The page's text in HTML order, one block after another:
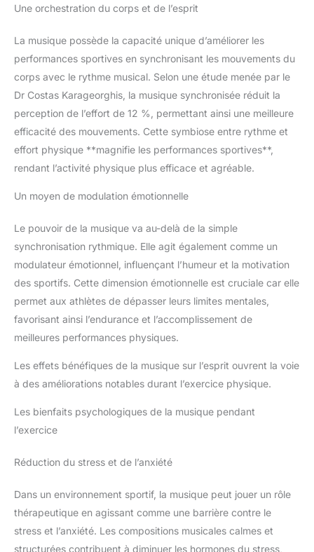
Une orchestration du corps et de l’esprit
La musique possède la capacité unique d’améliorer les
performances sportives en synchronisant les mouvements du
corps avec le rythme musical. Selon une étude menée par le
Dr Costas Karageorghis, la musique synchronisée réduit la
perception de l’effort de 12 %, permettant ainsi une meilleure
efficacité des mouvements. Cette symbiose entre rythme et
effort physique **magnifie les performances sportives**,
rendant l’activité physique plus efficace et agréable.
Un moyen de modulation émotionnelle
Le pouvoir de la musique va au-delà de la simple
synchronisation rythmique. Elle agit également comme un
modulateur émotionnel, influençant l’humeur et la motivation
des sportifs. Cette dimension émotionnelle est cruciale car elle
permet aux athlètes de dépasser leurs limites mentales,
favorisant ainsi l’endurance et l’accomplissement de
meilleures performances physiques.
Les effets bénéfiques de la musique sur l’esprit ouvrent la voie
à des améliorations notables durant l’exercice physique.
Les bienfaits psychologiques de la musique pendant
l’exercice
Réduction du stress et de l’anxiété
Dans un environnement sportif, la musique peut jouer un rôle
thérapeutique en agissant comme une barrière contre le
stress et l’anxiété. Les compositions musicales calmes et
structurées contribuent à diminuer les hormones du stress,